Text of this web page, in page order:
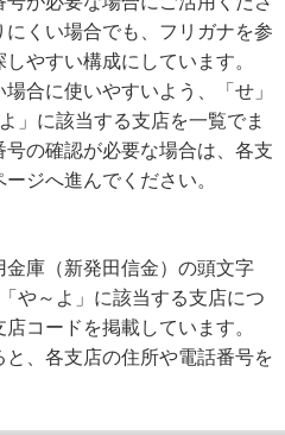
くい場合でも、フリガナを参
やすい構成にしています。
合に使いやすいよう、「せ」
」に該当する支店を一覧でま
の確認が必要な場合は、各支
ジへ進んでください。
庫（新発田信金）の頭文字
や～よ」に該当する支店につ
コードを掲載しています。
と、各支店の住所や電話番号を